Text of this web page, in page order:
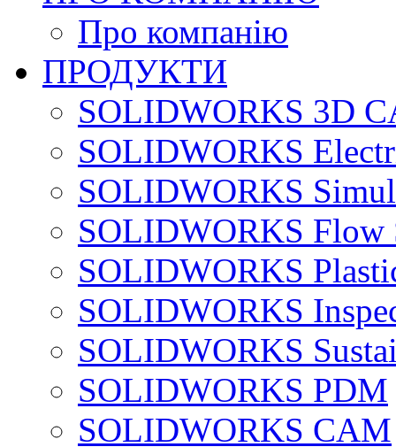
Про компанію
ПРОДУКТИ
SOLIDWORKS 3D
SOLIDWORKS
SOLIDWORKS
SOLIDWORKS Flow
SOLIDWORKS
SOLIDWORKS
SOLIDWORKS
SOLIDWORKS PDM
SOLIDWORKS CAM